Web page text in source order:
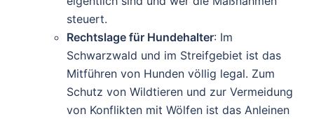
steuert.
Rechtslage für Hundehalter: Im
Schwarzwald und im Streifgebiet ist das
Mitführen von Hunden völlig legal. Zum
Schutz von Wildtieren und zur Vermeidung
von Konflikten mit Wölfen ist das Anleinen